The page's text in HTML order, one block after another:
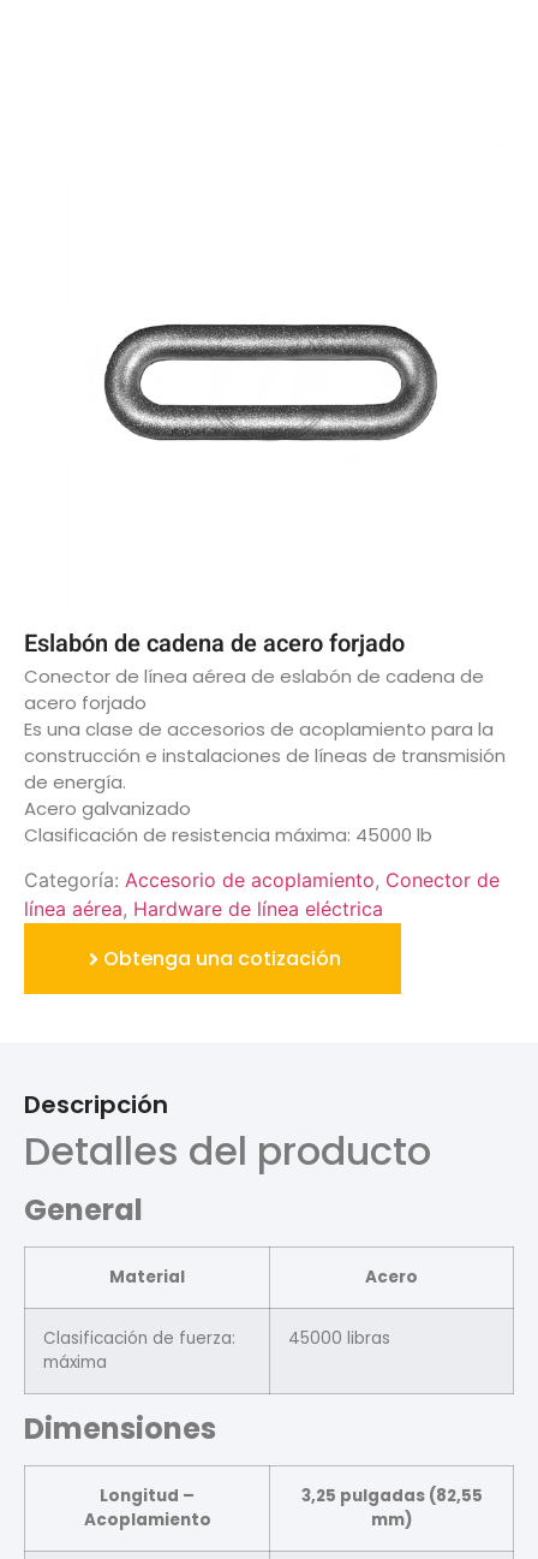
Eslabón de cadena de acero forjado
Conector de línea aérea de eslabón de cadena de
acero forjado
Es una clase de accesorios de acoplamiento para la
construcción e instalaciones de líneas de transmisión
de energía.
Acero galvanizado
Clasificación de resistencia máxima: 45000 lb
Categoría: Accesorio de acoplamiento, Conector de
línea aérea, Hardware de línea eléctrica
Obtenga una cotización
Descripción
Detalles del producto
General
Material Acero
Clasificación de fuerza:
máxima
45000 libras
Dimensiones
Longitud –
Acoplamiento
3,25 pulgadas (82,55
mm)